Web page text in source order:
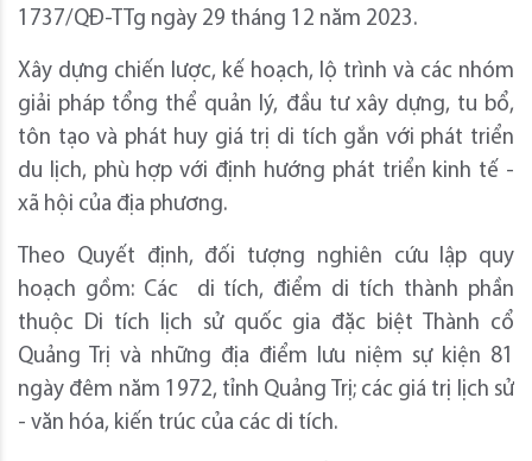
1737/QĐ-TTg ngày 29 tháng 12 năm 2023.
Xây dựng chiến lược, kế hoạch, lộ trình và các nhóm
giải pháp tổng thể quản lý, đầu tư xây dựng, tu bổ,
tôn tạo và phát huy giá trị di tích gắn với phát triển
du lịch, phù hợp với định hướng phát triển kinh tế -
xã hội của địa phương.
Theo Quyết định, đối tượng nghiên cứu lập quy
hoạch gồm: Các di tích, điểm di tích thành phần
thuộc Di tích lịch sử quốc gia đặc biệt Thành cổ
Quảng Trị và những địa điểm lưu niệm sự kiện 81
ngày đêm năm 1972, tỉnh Quảng Trị; các giá trị lịch sử
- văn hóa, kiến trúc của các di tích.